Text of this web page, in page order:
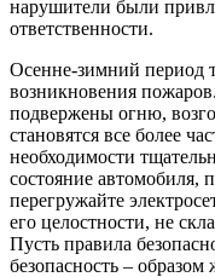
нарушители были
ответственности.
Осенне-зимний период
возникновения
подвержены огню,
становятся все более
необходимости
состояние автомобиля,
перегружайте
его целостности, не
Пусть правила
безопасность – образом